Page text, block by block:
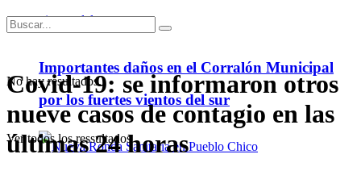
Importantes daños en el Corralón Municipal
por los fuertes vientos del sur
No hay resultados.
Ver todos los ressultados
Covid-19: se informaron otros
nueve casos de contagio en las
últimas 24 horas